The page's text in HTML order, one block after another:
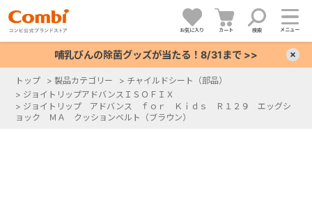
お気に入り カート 検索 メニュー
哺乳びんの除菌グッズが当たる！8/31まで >>
トップ > 製品カテゴリー > チャイルドシート（部品）
> ジョイトリップアドバンスＩＳＯＦＩＸ
> ジョイトリップ アドバンス ｆｏｒ Ｋｉｄｓ Ｒ１２９ エッグシ
ョック ＭＡ クッションベルト（ブラウン）